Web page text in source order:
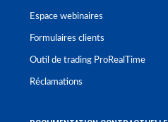
Espace webinaires
Formulaires clients
Outil de trading ProRealTime
Réclamations